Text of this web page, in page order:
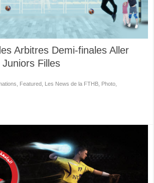
Arbitres Demi-finales Aller
Filles
Featured Les News de la FTHB Photo